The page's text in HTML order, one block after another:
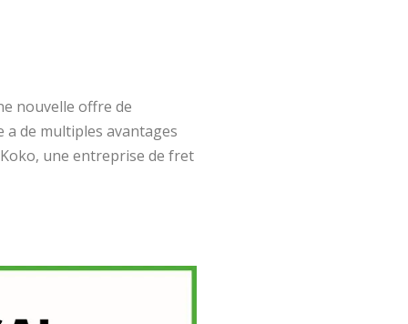
nouvelle offre de
de multiples avantages
une entreprise de fret